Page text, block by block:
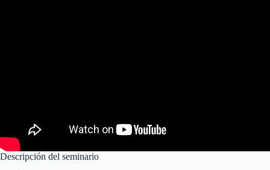
Descripción del seminario